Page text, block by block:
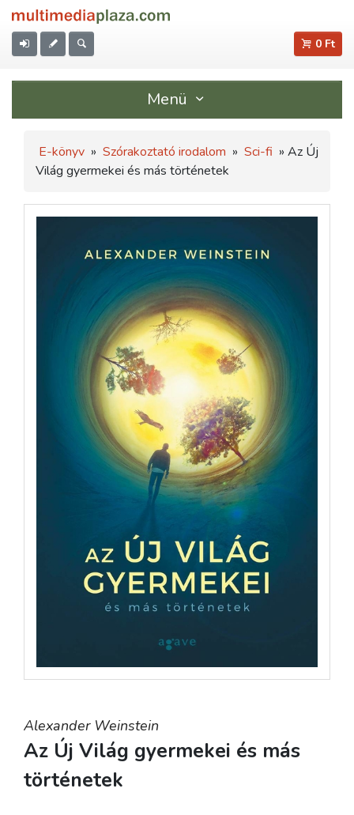
0 Ft
Menü
E-könyv » Szórakoztató irodalom » Sci-fi » Az Új
Világ gyermekei és más történetek
Alexander Weinstein
Az Új Világ gyermekei és más
történetek